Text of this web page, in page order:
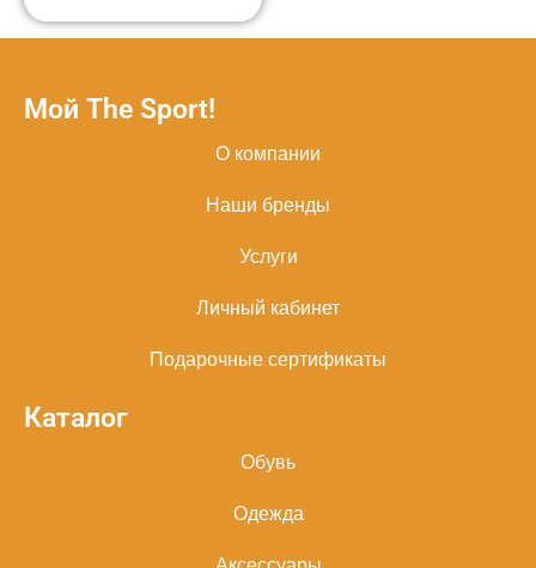
Мой The Sport!
О компании
Наши бренды
Услуги
Личный кабинет
Подарочные сертификаты
Каталог
Обувь
Одежда